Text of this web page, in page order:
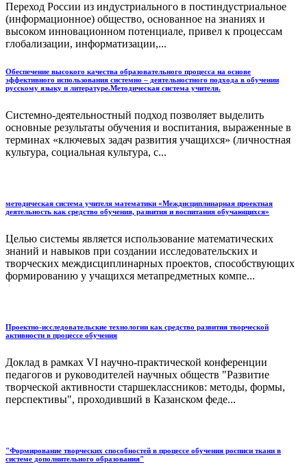
Переход России из индустриального в постиндустриальное
(информационное) общество, основанное на знаниях и
высоком инновационном потенциале, привел к процессам
глобализации, информатизации,...
Обеспечение высокого качества образовательного процесса на основе
эффективного использования системно – деятельностного подхода в обучении
русскому языку и литературе.Методическая система учителя.
Системно-деятельностный подход позволяет выделить
основные результаты обучения и воспитания, выраженные в
терминах «ключевых задач развития учащихся» (личностная
культура, социальная культура, с...
методическая система учителя математики «Междисциплинарная проектная
деятельность как средство обучения, развития и воспитания обучающихся»
Целью системы является использование математических
знаний и навыков при создании исследовательских и
творческих междисциплинарных проектов, способствующих
формированию у учащихся метапредметных компе...
Проектно-исследовательские технологии как средство развития творческой
активности в процессе обучения
Доклад в рамках VI научно-практической конференции
педагогов и руководителей научных обществ "Развитие
творческой активности старшеклассников: методы, формы,
перспективы", проходивший в Казанском феде...
"Формирование творческих способностей в процессе обучения росписи ткани в
системе дополнительного образования"